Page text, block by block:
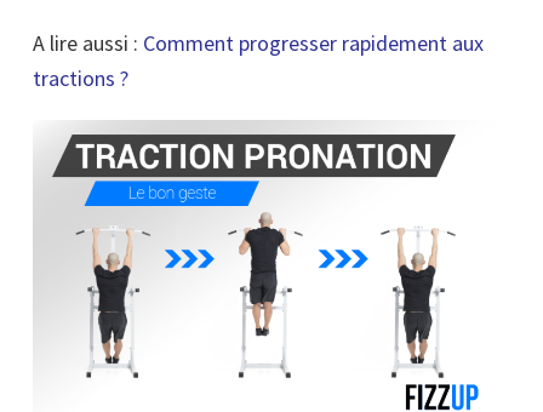
A lire aussi : Comment progresser rapidement aux
tractions ?